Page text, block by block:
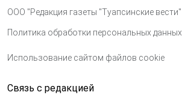
ООО "Редакция газеты "Туапсинские вести"
Политика обработки персональных данных
Использование сайтом файлов cookie
Связь с редакцией